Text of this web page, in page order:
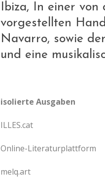
Ibiza, In einer
vorgestellten
Navarro, sowie
und eine
isolierte Ausgaben
ILLES.cat
Online-Literaturplattform
melq.art